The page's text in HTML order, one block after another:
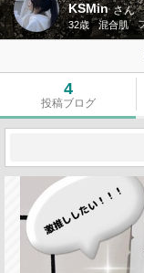
KSMin さん
32歳 混合肌
4
投稿ブログ